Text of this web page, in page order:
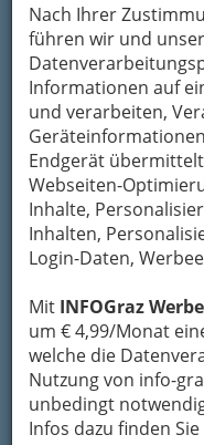
Nach Ihrer
führen wir und
Informationen auf
und verarbeiten,
Endgerät
Webseiten-
Inhalte,
Inhalten,
Login-Daten,
Mit INFOGraz
um € 4,99/Monat
welche die
Nutzung von info-
unbedingt
Infos dazu finden Sie
Zuckerbäcker
Hochzeitsmonaten
Haselnuss-,
Mozarttorte oder
beim Geschmack
Auch bei der
gibt’s
Möglichkeiten –
Stockwerk oder
und einfach eckig;
Karamelgitter
Blütendekoration
besten wählt das
Favoriten aus –
auf der Zunge